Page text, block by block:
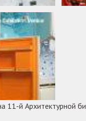
11-й Архитектурной